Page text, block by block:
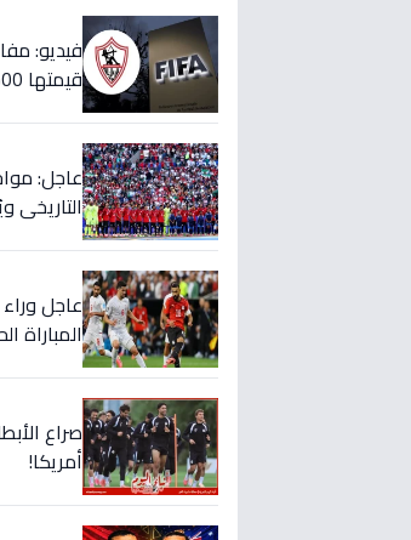
قيمتها 500 ألف دولار
التاريخي
عاجل
المباراة
صراع
أمريكا!